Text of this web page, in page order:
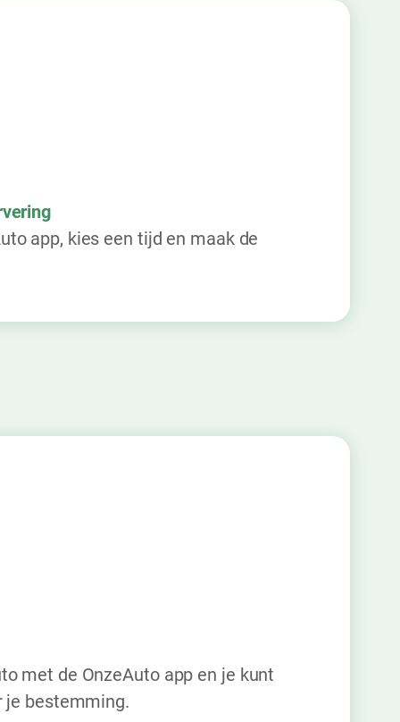
app, kies een tijd en maak de
met de OnzeAuto app en je kunt
je bestemming.